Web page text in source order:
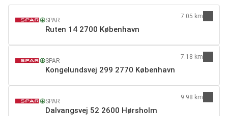
SPAR
Ruten 14 2700 København
7.05 km
SPAR
Kongelundsvej 299 2770 København
7.18 km
SPAR
Dalvangsvej 52 2600 Hørsholm
9.98 km